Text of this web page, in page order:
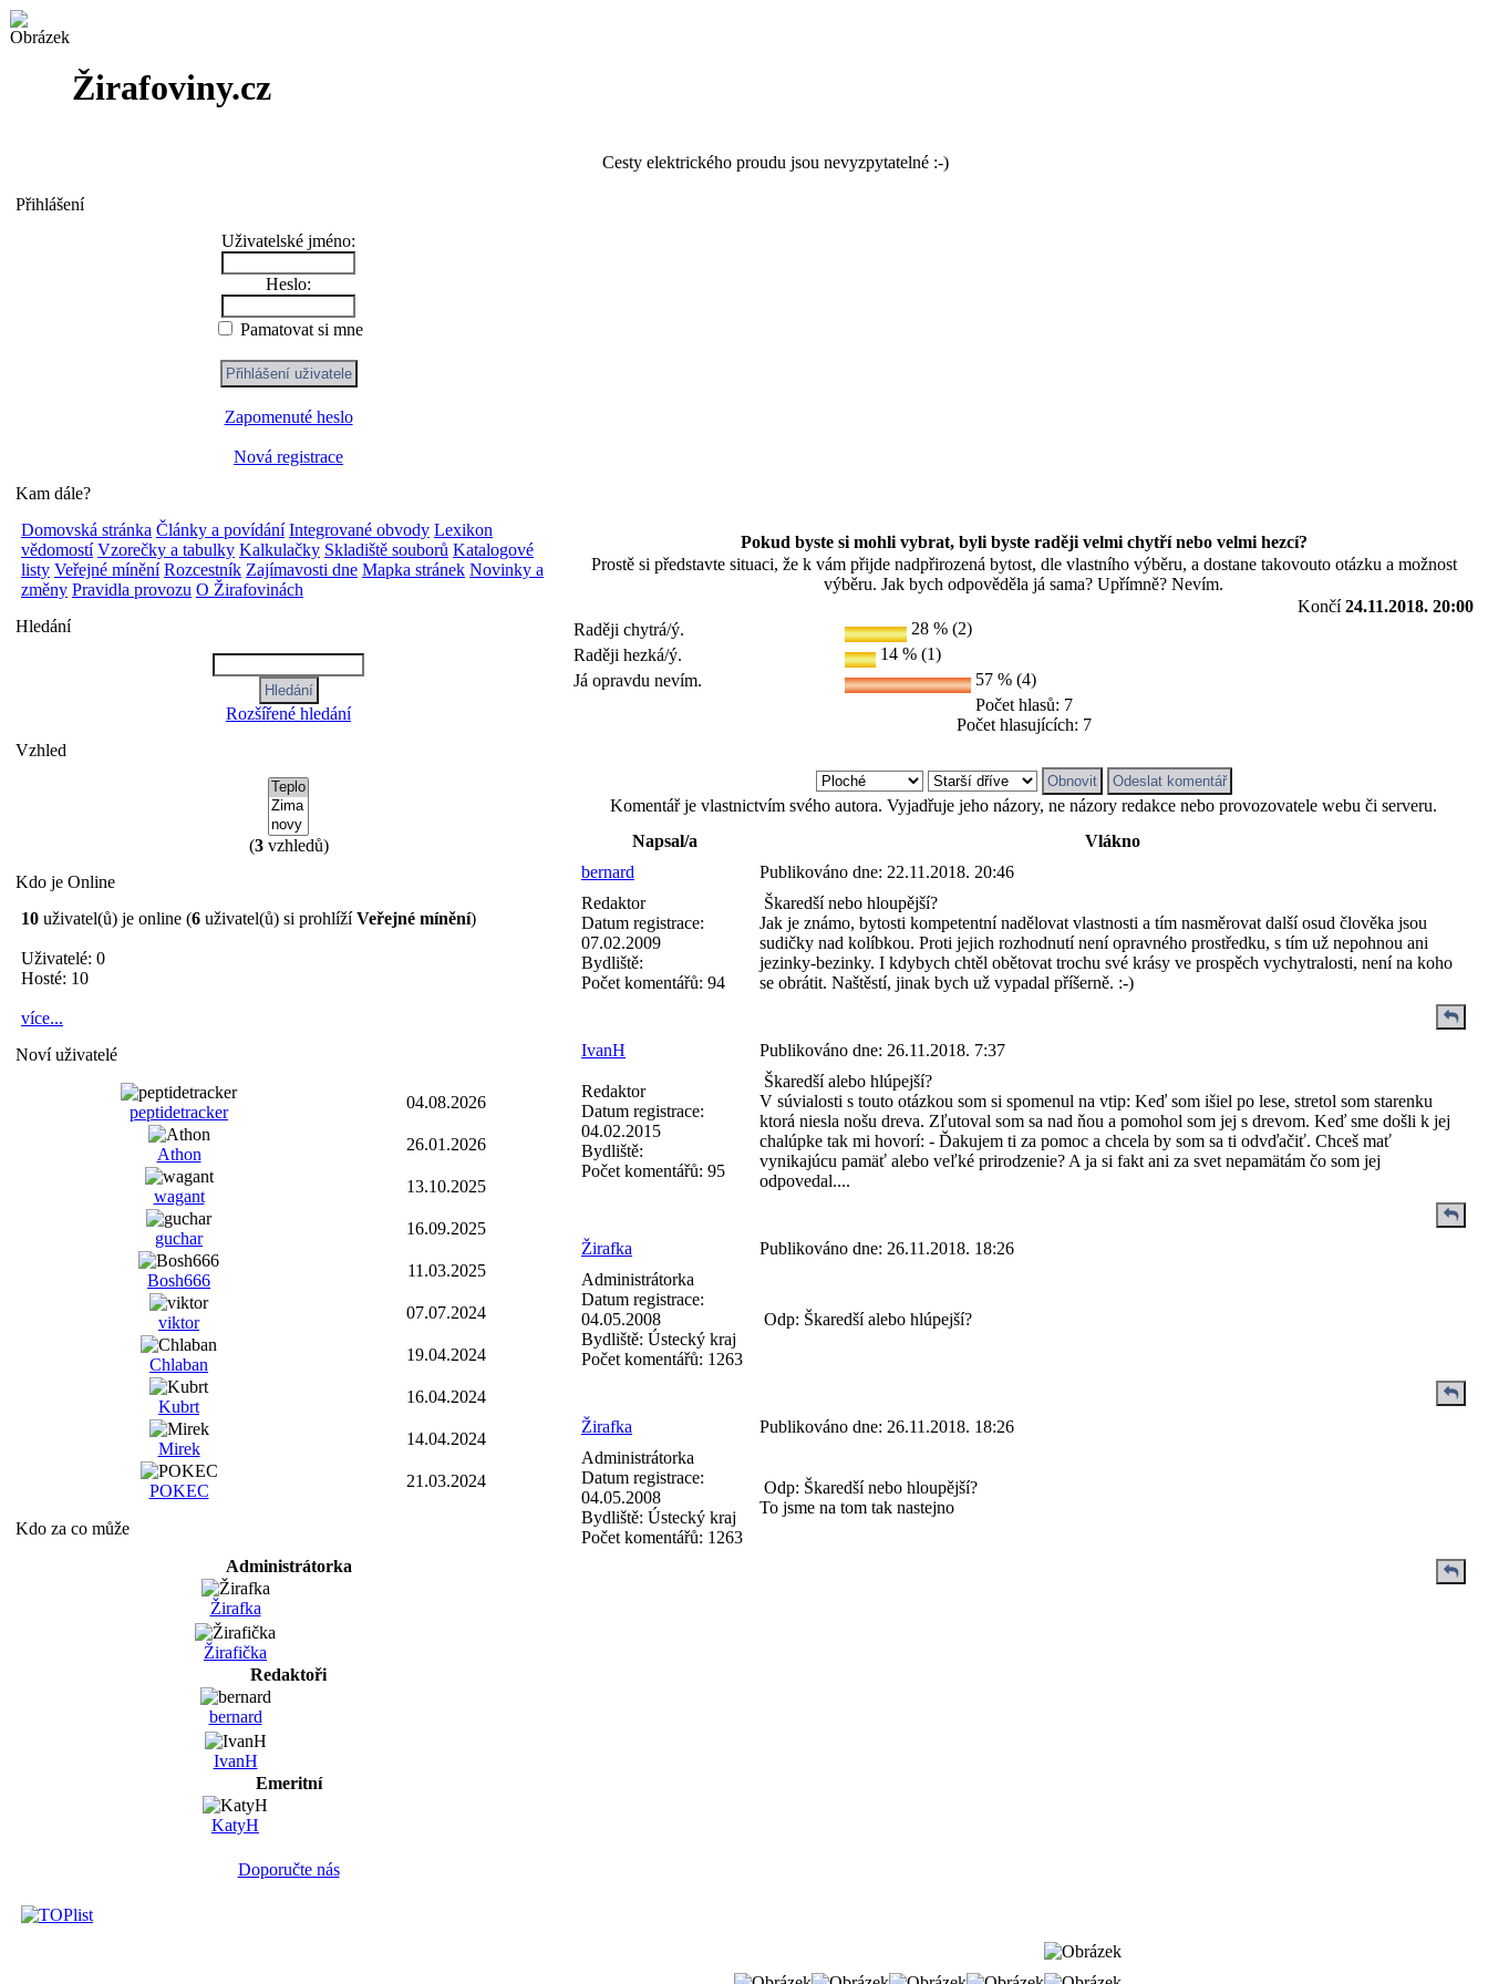
Žirafoviny.cz
Cesty elektrického proudu jsou nevyzpytatelné :-)
Přihlášení
Uživatelské jméno:
Heslo:
Pamatovat si mne
Zapomenuté heslo
Nová registrace
Kam dále?
Domovská stránka Články a povídání Integrované obvody Lexikon
vědomostí Vzorečky a tabulky Kalkulačky Skladiště souborů Katalogové
listy Veřejné mínění Rozcestník Zajímavosti dne Mapka stránek Novinky a
změny Pravidla provozu O Žirafovinách
Hledání
Rozšířené hledání
Vzhled
(3vzhledů)
Kdo je Online
10 uživatel(ů) je online (6 uživatel(ů) si prohlížíVeřejné mínění)
Uživatelé: 0
Hosté: 10
více...
Noví uživatelé
peptidetracker
04.08.2026
Athon
26.01.2026
wagant
13.10.2025
guchar
16.09.2025
Bosh666
11.03.2025
viktor
07.07.2024
Chlaban
19.04.2024
Kubrt
16.04.2024
Mirek
14.04.2024
POKEC
21.03.2024
Kdo za co může
Administrátorka
Žirafka
Žirafička
Redaktoři
bernard
IvanH
Emeritní
KatyH
Doporučte nás
Pokud byste si mohli vybrat, byli byste raději velmi chytří nebo velmi hezcí?
Prostě si představte situaci, že k vám přijde nadpřirozená bytost, dle vlastního výběru, a dostane takovouto otázku a možnost
výběru. Jak bych odpověděla já sama? Upřímně? Nevím.
Končí24.11.2018. 20:00
Raději chytrá/ý.
28 % (2)
Raději hezká/ý.
14 % (1)
Já opravdu nevím.
57 % (4)
Počet hlasů: 7
Počet hlasujících: 7
Komentář je vlastnictvím svého autora. Vyjadřuje jeho názory, ne názory redakce nebo provozovatele webu či serveru.
Napsal/a
Vlákno
bernard
Publikováno dne: 22.11.2018. 20:46
Redaktor
Datum registrace:
07.02.2009
Bydliště:
Počet komentářů: 94
Škaredší nebo hloupější?
Jak je známo, bytosti kompetentní nadělovat vlastnosti a tím nasměrovat další osud člověka jsou
sudičky nad kolíbkou. Proti jejich rozhodnutí není opravného prostředku, s tím už nepohnou ani
jezinky-bezinky. I kdybych chtěl obětovat trochu své krásy ve prospěch vychytralosti, není na koho
se obrátit. Naštěstí, jinak bych už vypadal příšerně. :-)
IvanH Publikováno dne: 26.11.2018. 7:37
Redaktor
Datum registrace:
04.02.2015
Bydliště:
Počet komentářů: 95
Škaredší alebo hlúpejší?
V súvialosti s touto otázkou som si spomenul na vtip: Keď som išiel po lese, stretol som starenku
ktorá niesla nošu dreva. Zľutoval som sa nad ňou a pomohol som jej s drevom. Keď sme došli k jej
chalúpke tak mi hovorí: - Ďakujem ti za pomoc a chcela by som sa ti odvďačiť. Chceš mať
vynikajúcu pamäť alebo veľké prirodzenie? A ja si fakt ani za svet nepamätám čo som jej
odpovedal....
Žirafka Publikováno dne: 26.11.2018. 18:26
Administrátorka
Datum registrace:
04.05.2008
Bydliště: Ústecký kraj
Počet komentářů: 1263
Odp: Škaredší alebo hlúpejší?
Žirafka Publikováno dne: 26.11.2018. 18:26
Administrátorka
Datum registrace:
04.05.2008
Bydliště: Ústecký kraj
Počet komentářů: 1263
Odp: Škaredší nebo hloupější?
To jsme na tom tak nastejno